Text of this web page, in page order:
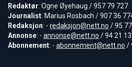
Redaktør: Ogne Øyehaug / 957 79 727
Journalist: Marius Rosbach / 907 36
Redaksjon: - redaksjon@nett.no / 95
Annonse: - annonse@nett.no / 94 21
Abonnement: - abonnement@nett.no /